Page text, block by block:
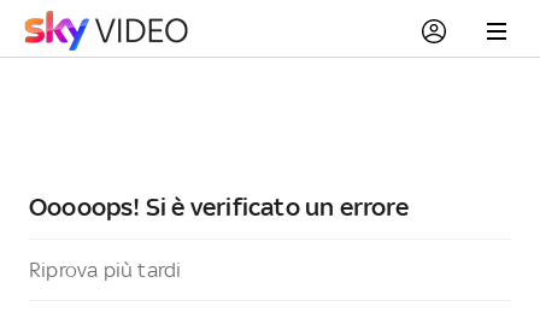
Ooooops! Si è verificato un errore
Riprova più tardi